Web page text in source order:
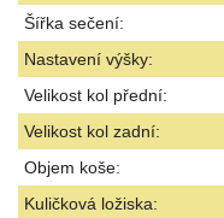
Šířka sečení:
Nastavení výšky:
Velikost kol přední:
Velikost kol zadní:
Objem koše:
Kuličková ložiska: